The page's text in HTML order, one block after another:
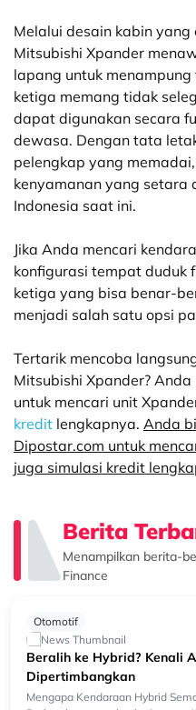
Melalui desain kabin
Mitsubishi Xpander
lapang untuk
ketiga memang tidak
dapat digunakan secara
dewasa. Dengan tata
pelengkap yang
kenyamanan yang setara
Indonesia saat ini.
Jika Anda mencari
konfigurasi tempat duduk
ketiga yang bisa benar-
menjadi salah satu opsi
Tertarik mencoba
Mitsubishi Xpander?
untuk mencari unit
kredit lengkapnya. Anda
Dipostar.com untuk
juga simulasi kredit
Berita
Menampilkan berita-
Finance
Otomotif